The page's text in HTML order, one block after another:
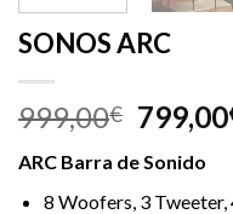
SONOS ARC
999,00€ 799,00
ARC Barra de Sonido
8 Woofers, 3